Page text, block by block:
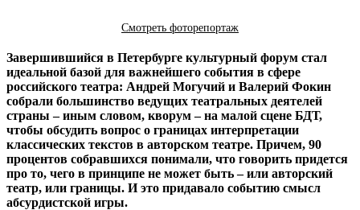
Смотреть фоторепортаж
Завершившийся в Петербурге культурный форум стал
идеальной базой для важнейшего события в сфере
российского театра: Андрей Могучий и Валерий Фокин
собрали большинство ведущих театральных деятелей
страны – иным словом, кворум – на малой сцене БДТ,
чтобы обсудить вопрос о границах интерпретации
классических текстов в авторском театре. Причем, 90
процентов собравшихся понимали, что говорить придется
про то, чего в принципе не может быть – или авторский
театр, или границы. И это придавало событию смысл
абсурдистской игры.